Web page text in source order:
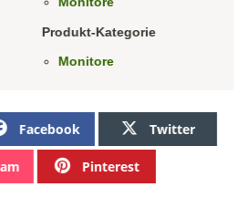
Produkt-Kategorie
Monitore
Facebook Twitter
Pinterest